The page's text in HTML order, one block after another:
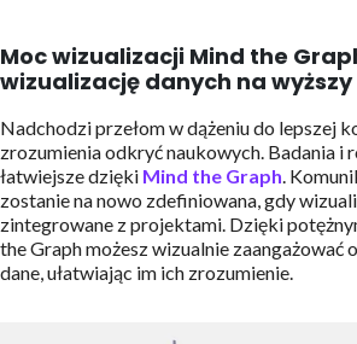
Moc wizualizacji Mind the
wizualizację danych na
Nadchodzi przełom w dążeniu do lepszej
zrozumienia odkryć naukowych. Badania i
łatwiejsze dzięki Mind the Graph.
zostanie na nowo zdefiniowana, gdy
zintegrowane z projektami. Dzięki
the Graph możesz wizualnie zaangażować
dane, ułatwiając im ich zrozumienie.